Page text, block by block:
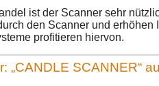
ist der Scanner sehr
den Scanner und erhöhen
profitieren hiervon.
„CANDLE SCANNER“